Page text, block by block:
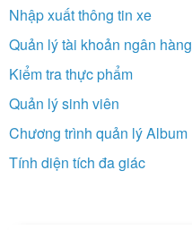
Nhập xuất thông tin xe
Quản lý tài khoản ngân hàng
Kiểm tra thực phẩm
Quản lý sinh viên
Chương trình quản lý Album
Tính diện tích đa giác